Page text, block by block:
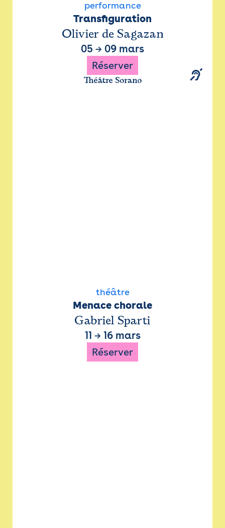
performance
Transfiguration
Olivier de Sagazan
05 → 09 mars
Réserver
Théâtre Sorano
théâtre
Menace chorale
Gabriel Sparti
11 → 16 mars
Réserver